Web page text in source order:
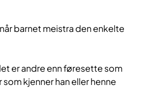
barnet meistra den enkelte
er andre enn føresette som
kjenner han eller henne